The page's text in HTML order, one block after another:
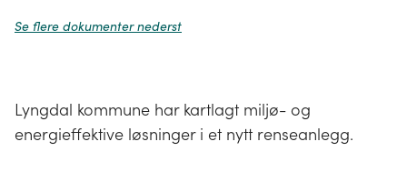
Se flere dokumenter nederst
Lyngdal kommune har kartlagt miljø- og
energieffektive løsninger i et nytt renseanlegg.